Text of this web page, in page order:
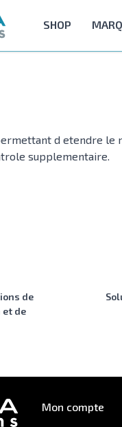
SHOP
d etendre le
supplementaire.
de
et de
Mon compte